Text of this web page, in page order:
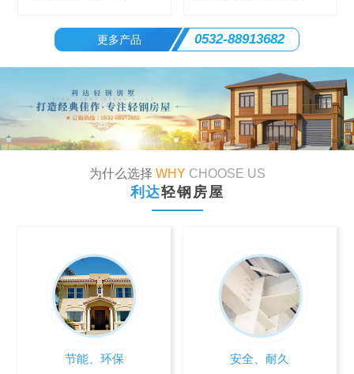
更多产品 0532-88913682
为什么选择 WHY CHOOSE US
利达轻钢房屋
节能、环保 安全、耐久